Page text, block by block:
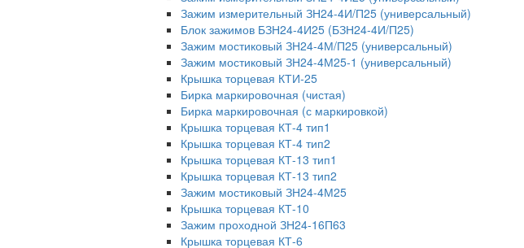
Зажим измерительный ЗН24-4И/П25 (универсальный)
Блок зажимов БЗН24-4И25 (БЗН24-4И/П25)
Зажим мостиковый ЗН24-4М/П25 (универсальный)
Зажим мостиковый ЗН24-4М25-1 (универсальный)
Крышка торцевая КТИ-25
Бирка маркировочная (чистая)
Бирка маркировочная (с маркировкой)
Крышка торцевая КТ-4 тип1
Крышка торцевая КТ-4 тип2
Крышка торцевая КТ-13 тип1
Крышка торцевая КТ-13 тип2
Зажим мостиковый ЗН24-4М25
Крышка торцевая КТ-10
Зажим проходной ЗН24-16П63
Крышка торцевая КТ-6